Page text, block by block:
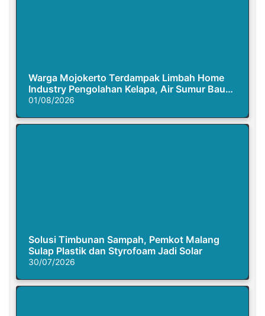
Warga Mojokerto Terdampak Limbah Home
Industry Pengolahan Kelapa, Air Sumur Bau
Busuk
01/08/2026
Solusi Timbunan Sampah, Pemkot Malang
Sulap Plastik dan Styrofoam Jadi Solar
30/07/2026